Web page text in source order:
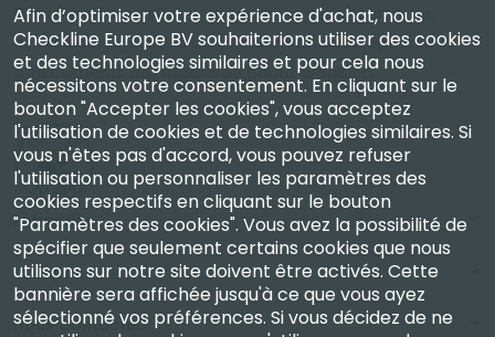
Checkline Europe B.V. — spécialistes de la fourniture,
de l'étalonnage, de la certification et de la réparation
d'instruments de mesure de haute précision.
Entreprise
Compte
Nous Contacter
Afin d’optimiser votre expérience d'achat, nous
Checkline Europe BV souhaiterions utiliser des cookies
et des technologies similaires et pour cela nous
nécessitons votre consentement. En cliquant sur le
bouton "Accepter les cookies", vous acceptez
l'utilisation de cookies et de technologies similaires. Si
vous n'êtes pas d'accord, vous pouvez refuser
l'utilisation ou personnaliser les paramètres des
cookies respectifs en cliquant sur le bouton
"Paramètres des cookies". Vous avez la possibilité de
spécifier que seulement certains cookies que nous
utilisons sur notre site doivent être activés. Cette
bannière sera affichée jusqu'à ce que vous ayez
sélectionné vos préférences. Si vous décidez de ne